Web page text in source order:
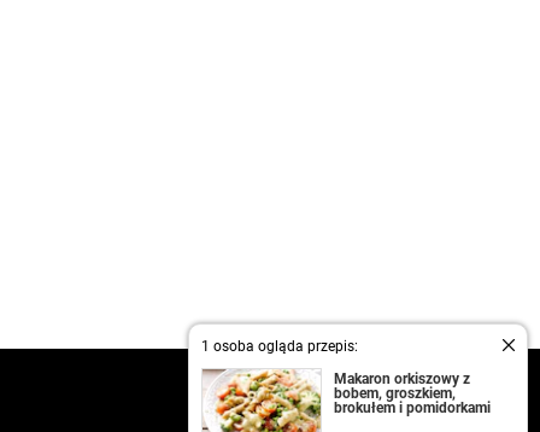
1 osoba ogląda przepis:
Makaron orkiszowy z
bobem, groszkiem,
brokułem i pomidorkami
kontakt
regulamin